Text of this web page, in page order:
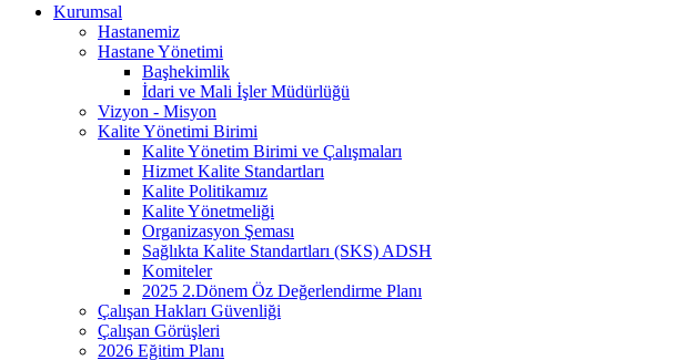
Kurumsal
Hastanemiz
Hastane Yönetimi
Başhekimlik
İdari ve Mali İşler Müdürlüğü
Vizyon - Misyon
Kalite Yönetimi Birimi
Kalite Yönetim Birimi ve Çalışmaları
Hizmet Kalite Standartları
Kalite Politikamız
Kalite Yönetmeliği
Organizasyon Şeması
Sağlıkta Kalite Standartları (SKS) ADSH
Komiteler
2025 2.Dönem Öz Değerlendirme Planı
Çalışan Hakları Güvenliği
Çalışan Görüşleri
2026 Eğitim Planı